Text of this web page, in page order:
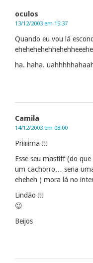
oculos
13/12/2003 em 15:37
Quando eu vou lá
ha. haha.
Camila
14/12/2003 em 08:00
Priiiiima !!!
Esse seu mastiff (do
um cachorro… seria
eheheh ) mora lá no
Lindão !!!
😉
Beijos